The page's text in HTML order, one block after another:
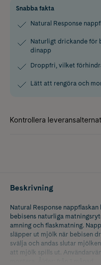
Snabba fakta
Natural Response
Naturligt drickande för
dinapp
Droppfri, vilket
Lätt att rengöra och
Beskrivning
Natural Response
bebisens naturliga
amning och flaskmatning.
släpper ut mjölk när bebisen
svälja och andas slutar
att mjölk spills ut.